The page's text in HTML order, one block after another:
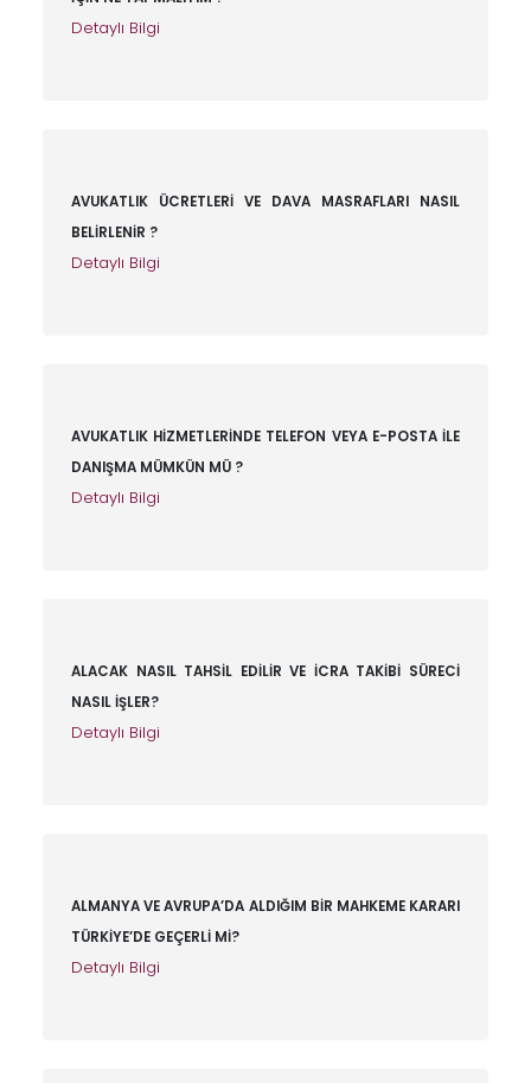
Detaylı Bilgi
AVUKATLIK ÜCRETLERİ VE DAVA MASRAFLARI NASIL
BELİRLENİR ?
Detaylı Bilgi
AVUKATLIK HİZMETLERİNDE TELEFON VEYA E-POSTA İLE
DANIŞMA MÜMKÜN MÜ ?
Detaylı Bilgi
ALACAK NASIL TAHSİL EDİLİR VE İCRA TAKİBİ SÜRECİ
NASIL İŞLER?
Detaylı Bilgi
ALMANYA VE AVRUPA’DA ALDIĞIM BİR MAHKEME KARARI
TÜRKİYE’DE GEÇERLİ Mİ?
Detaylı Bilgi